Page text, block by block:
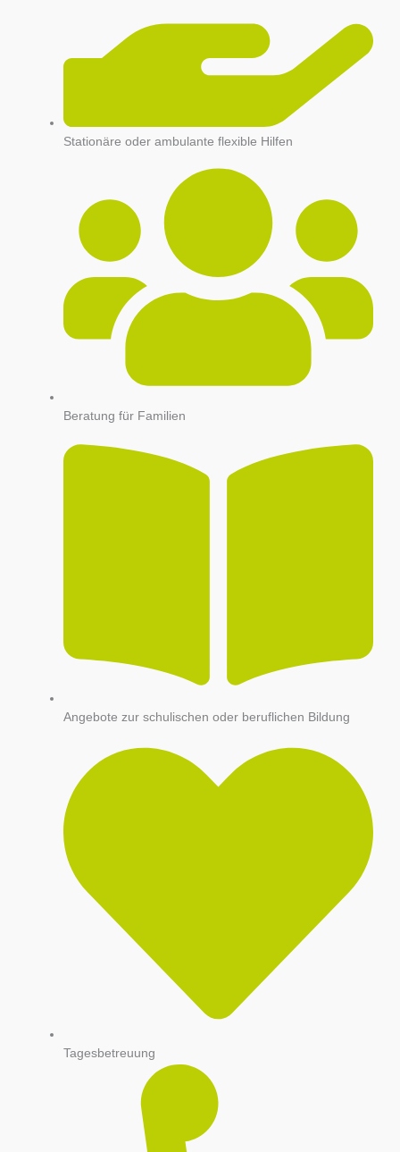
Stationäre oder ambulante flexible Hilfen
Beratung für Familien
Angebote zur schulischen oder beruflichen Bildung
Tagesbetreuung